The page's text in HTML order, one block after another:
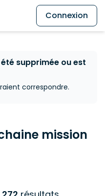
Connexion
supprimée ou est
correspondre.
mission